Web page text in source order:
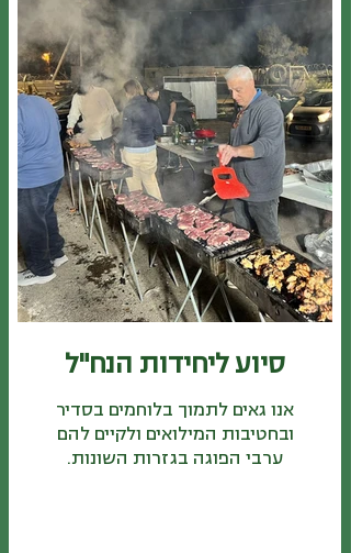
סיוע ליחידות הנח"ל
אנו גאים לתמוך בלוחמים בסדיר
ובחטיבות המילואים ולקיים להם
ערבי הפוגה בגזרות השונות.